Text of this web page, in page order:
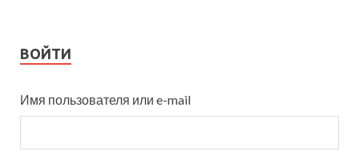
ВОЙТИ
Имя пользователя или e-mail